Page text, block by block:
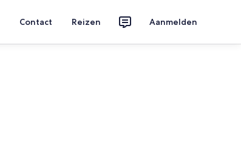
Contact Reizen Aanmelden